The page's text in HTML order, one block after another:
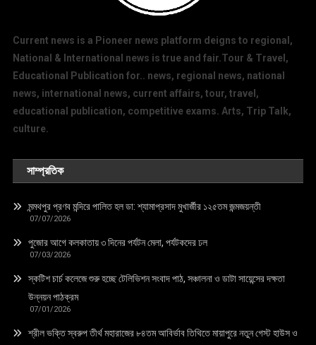
Current news is a Pioneer news platform deigns to regional,
National & International news is true and fair.Tour & Travel,
Educational Publication for.. news, regional news, national
news, international news, current affairs, tour, travel,
educational publication, competitive exams. Arts, Trip Talk,
culture.
সাম্প্রতিক
মন্মথপুর প্রণব মন্দিরে পালিত হল ডা: শ্যামাপ্রসাদ মুখার্জীর ১২৫তম জন্মজয়ন্তী
07/07/2026
পুজোর আগে কলকাতায় ৩ দিনের পর্যটন মেলা, পর্যটকদের ঢল
07/03/2026
স্কটিশ চার্চ কলেজে শুরু হচ্ছে টেলিভিশন সংবাদ পাঠ, সঞ্চালনা ও ডাটা সায়েন্সের দক্ষতা
উন্নয়ন পাঠক্রম
07/01/2026
শ্রীল ভক্তি স্বরুপ তীর্থ মহারাজের ৮৪তম আবির্ভাব তিথিতে মায়াপুরে নতুন গেস্ট হাউস ও